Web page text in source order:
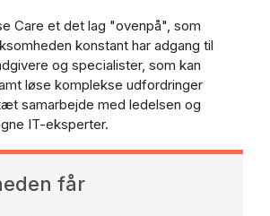
Care et det lag "ovenpå", som
konstant har adgang til
og specialister, som kan
løse komplekse udfordringer
samarbejde med ledelsen og
IT-eksperter.
får